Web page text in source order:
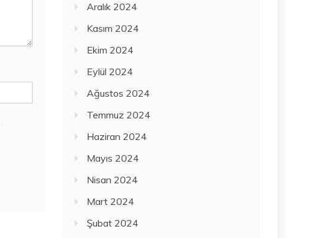
Aralık 2024
Kasım 2024
Ekim 2024
Eylül 2024
Ağustos 2024
Temmuz 2024
Haziran 2024
Mayıs 2024
Nisan 2024
Mart 2024
Şubat 2024